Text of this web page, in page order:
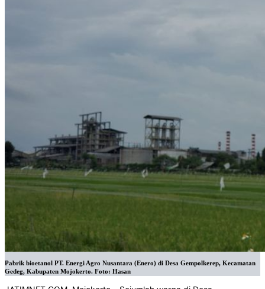
Pabrik bioetanol PT. Energi Agro Nusantara (Enero) di Desa Gempolkerep, Kecamatan
Gedeg, Kabupaten Mojokerto. Foto: Hasan